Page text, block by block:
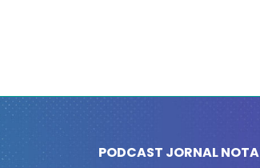
PODCAST JORNAL NOTA